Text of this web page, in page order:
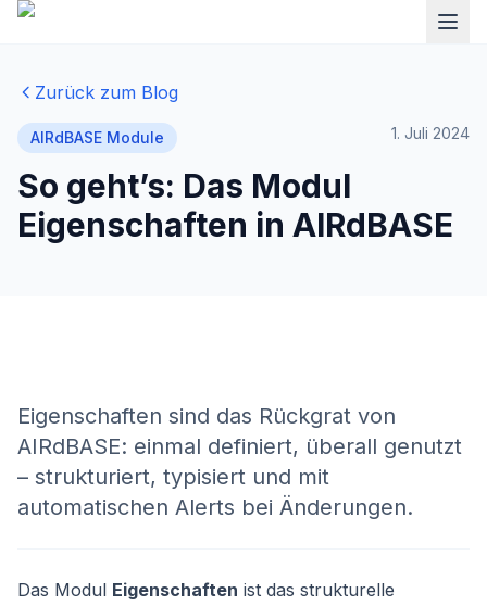
Zurück zum Blog
AIRdBASE Module 1. Juli 2024
So geht’s: Das Modul
Eigenschaften in AIRdBASE
Eigenschaften sind das Rückgrat von
AIRdBASE: einmal definiert, überall genutzt
– strukturiert, typisiert und mit
automatischen Alerts bei Änderungen.
Das Modul Eigenschaften ist das strukturelle